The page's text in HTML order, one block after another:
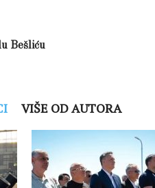
Bešliću
VIŠE OD AUTORA